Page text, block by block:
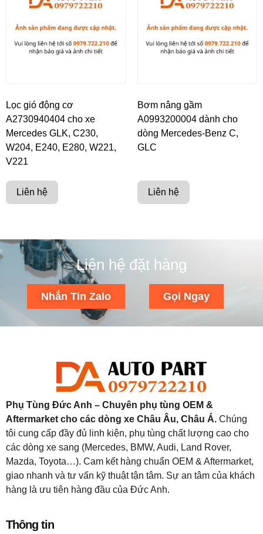
Lọc gió động cơ
A2730940404 cho xe
Mercedes GLK, C230,
W204, E240, E280, W221,
V221
Liên hệ
Bơm nâng gầm
A0993200004 dành cho
dòng Mercedes-Benz C,
GLC
Liên hệ
Liên hệ đặt hàng
Nhắn Tin Zalo Gọi Ngay
Phụ Tùng Đức Anh – Chuyên phụ tùng OEM &
Aftermarket cho các dòng xe Châu Âu, Châu Á. Chúng
tôi cung cấp đầy đủ linh kiện, phụ tùng chất lượng cao cho
các dòng xe sang (Mercedes, BMW, Audi, Land Rover,
Mazda, Toyota…). Cam kết hàng chuẩn OEM & Aftermarket,
giao nhanh và tư vấn kỹ thuật tận tâm. Sự an tâm của khách
hàng là ưu tiên hàng đầu của Đức Anh.
Thông tin